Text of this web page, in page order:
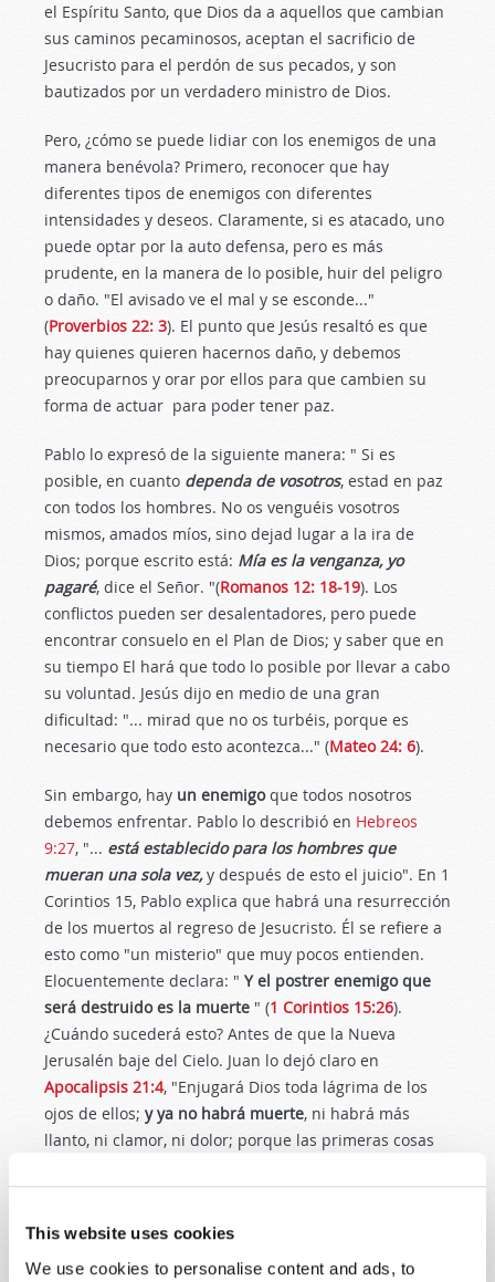
This website uses cookies
We use cookies to personalise content and ads, to
el Espíritu Santo, que Dios da a aquellos que cambian
sus caminos pecaminosos, aceptan el sacrificio de
Jesucristo para el perdón de sus pecados, y son
bautizados por un verdadero ministro de Dios.
Pero, ¿cómo se puede lidiar con los enemigos de una
manera benévola? Primero, reconocer que hay
diferentes tipos de enemigos con diferentes
intensidades y deseos. Claramente, si es atacado, uno
puede optar por la auto defensa, pero es más
prudente, en la manera de lo posible, huir del peligro
o daño. "El avisado ve el mal y se esconde..."
(Proverbios 22: 3). El punto que Jesús resaltó es que
hay quienes quieren hacernos daño, y debemos
preocuparnos y orar por ellos para que cambien su
forma de actuar para poder tener paz.
Pablo lo expresó de la siguiente manera: " Si es
posible, en cuanto dependa de vosotros, estad en paz
con todos los hombres. No os venguéis vosotros
mismos, amados míos, sino dejad lugar a la ira de
Dios; porque escrito está: Mía es la venganza, yo
pagaré, dice el Señor. "(Romanos 12: 18-19). Los
conflictos pueden ser desalentadores, pero puede
encontrar consuelo en el Plan de Dios; y saber que en
su tiempo El hará que todo lo posible por llevar a cabo
su voluntad. Jesús dijo en medio de una gran
dificultad: "... mirad que no os turbéis, porque es
necesario que todo esto acontezca..." (Mateo 24: 6).
Sin embargo, hay un enemigoque todos nosotros
debemos enfrentar. Pablo lo describió en Hebreos
9:27, "... está establecido para los hombres que
mueran una sola vez,y después de esto el juicio". En 1
Corintios 15, Pablo explica que habrá una resurrección
de los muertos al regreso de Jesucristo. Él se refiere a
esto como "un misterio" que muy pocos entienden.
Elocuentemente declara: " Y el postrer enemigo que
será destruido es la muerte " (1 Corintios 15:26).
¿Cuándo sucederá esto? Antes de que la Nueva
Jerusalén baje del Cielo. Juan lo dejó claro en
Apocalipsis 21:4, "Enjugará Dios toda lágrima de los
ojos de ellos; y ya no habrá muerte, ni habrá más
llanto, ni clamor, ni dolor; porque las primeras cosas
alrededor, Dios se ocupará de ellos a su manera, y en
su tiempo. Como individuos, debemos enfocarnos en